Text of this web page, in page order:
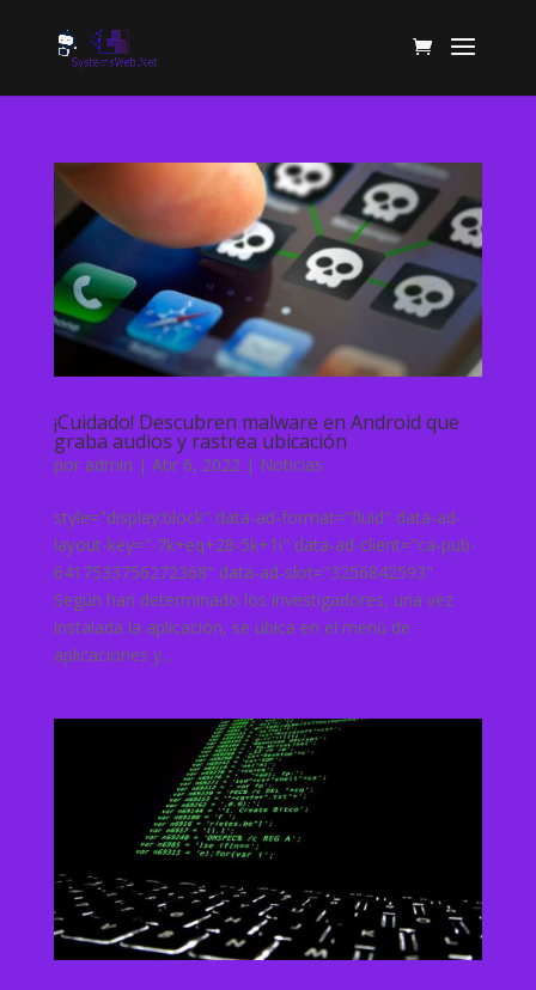
¡Cuidado! Descubren malware en Android que
graba audios y rastrea ubicación
por admin | Abr 6, 2022| Noticias
style="display:block" data-ad-format="fluid" data-ad-
layout-key="-7k+eq+28-5k+1i" data-ad-client="ca-pub-
6417533756272368" data-ad-slot="3256842593"
Según han determinado los investigadores, una vez
instalada la aplicación, se ubica en el menú de
aplicaciones y...